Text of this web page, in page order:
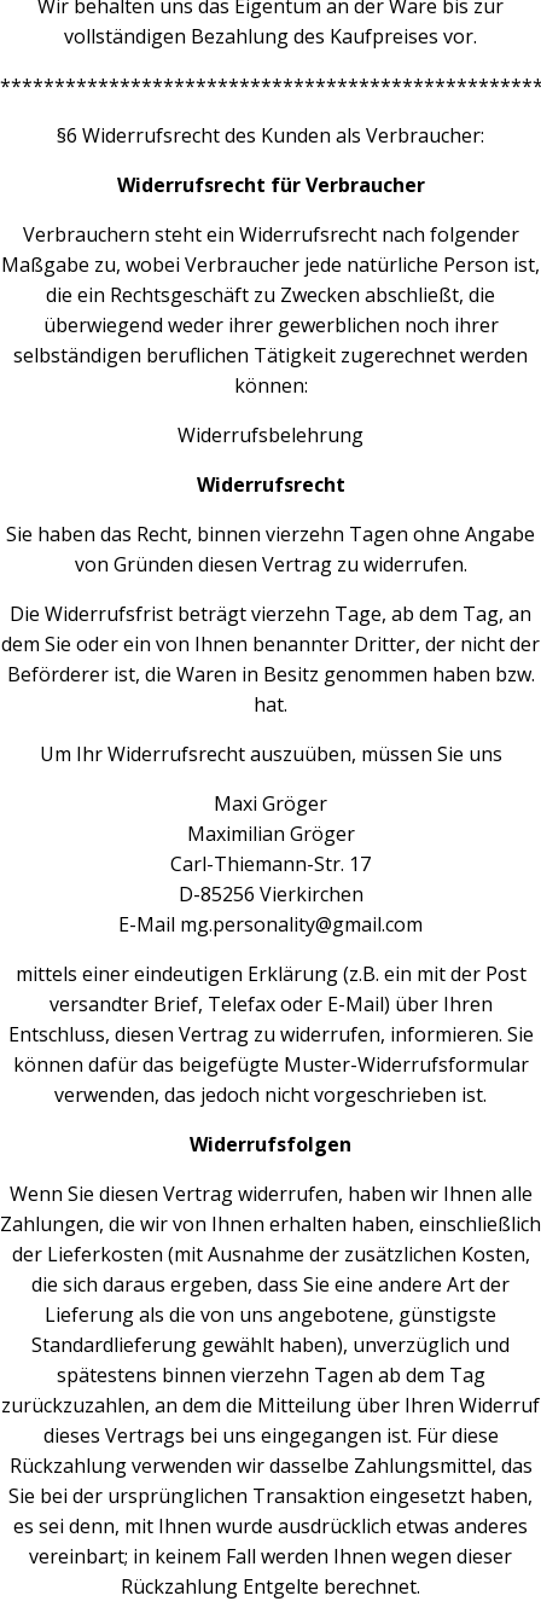
Wir behalten uns das Eigentum an der Ware bis zur
vollständigen Bezahlung des Kaufpreises vor.
§6 Widerrufsrecht des Kunden als Verbraucher:
Widerrufsrecht für Verbraucher
Verbrauchern steht ein Widerrufsrecht nach folgender
Maßgabe zu, wobei Verbraucher jede natürliche Person ist,
die ein Rechtsgeschäft zu Zwecken abschließt, die
überwiegend weder ihrer gewerblichen noch ihrer
selbständigen beruflichen Tätigkeit zugerechnet werden
können:
Widerrufsbelehrung
Widerrufsrecht
Sie haben das Recht, binnen vierzehn Tagen ohne Angabe
von Gründen diesen Vertrag zu widerrufen.
Die Widerrufsfrist beträgt vierzehn Tage, ab dem Tag, an
dem Sie oder ein von Ihnen benannter Dritter, der nicht der
Beförderer ist, die Waren in Besitz genommen haben bzw.
hat.
Um Ihr Widerrufsrecht auszuüben, müssen Sie uns
Maxi Gröger
Maximilian Gröger
Carl-Thiemann-Str. 17
D-85256 Vierkirchen
E-Mail mg.personality@gmail.com
mittels einer eindeutigen Erklärung (z.B. ein mit der Post
versandter Brief, Telefax oder E-Mail) über Ihren
Entschluss, diesen Vertrag zu widerrufen, informieren. Sie
können dafür das beigefügte Muster-Widerrufsformular
verwenden, das jedoch nicht vorgeschrieben ist.
Widerrufsfolgen
Wenn Sie diesen Vertrag widerrufen, haben wir Ihnen alle
Zahlungen, die wir von Ihnen erhalten haben, einschließlich
der Lieferkosten (mit Ausnahme der zusätzlichen Kosten,
die sich daraus ergeben, dass Sie eine andere Art der
Lieferung als die von uns angebotene, günstigste
Standardlieferung gewählt haben), unverzüglich und
spätestens binnen vierzehn Tagen ab dem Tag
zurückzuzahlen, an dem die Mitteilung über Ihren Widerruf
dieses Vertrags bei uns eingegangen ist. Für diese
Rückzahlung verwenden wir dasselbe Zahlungsmittel, das
Sie bei der ursprünglichen Transaktion eingesetzt haben,
es sei denn, mit Ihnen wurde ausdrücklich etwas anderes
vereinbart; in keinem Fall werden Ihnen wegen dieser
Rückzahlung Entgelte berechnet.